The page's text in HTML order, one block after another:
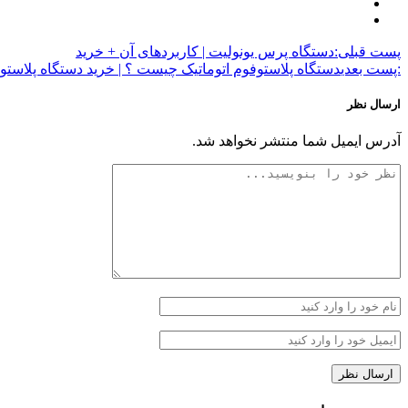
پست قبلی:دستگاه پرس یونولیت | کاربردهای آن + خرید
:پست بعدیدستگاه پلاستوفوم اتوماتیک چیست ؟ | خرید دستگاه
ارسال نظر
آدرس ایمیل شما منتشر نخواهد شد.